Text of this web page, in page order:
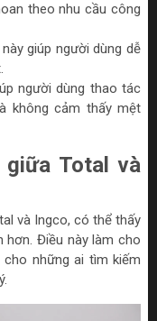
theo nhu cầu công
giúp người dùng dễ
người dùng thao tác
không cảm thấy mệt
Total và
và Ingco, có thể thấy
hơn. Điều này làm cho
những ai tìm kiếm